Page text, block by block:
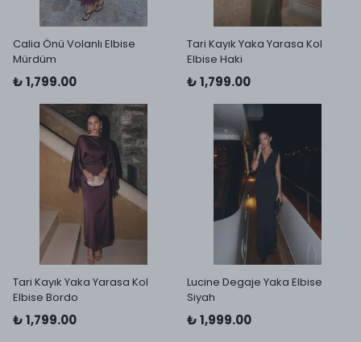
Calia Önü Volanlı Elbise
Mürdüm
₺ 1,799.00
Tari Kayık Yaka Yarasa Kol
Elbise Haki
₺ 1,799.00
Tari Kayık Yaka Yarasa Kol
Elbise Bordo
₺ 1,799.00
Lucine Degaje Yaka Elbise
Siyah
₺ 1,999.00